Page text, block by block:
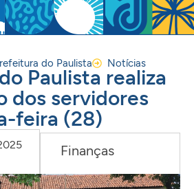
do Paulista Notícias
Paulista realiza
dos servidores
feira (28)
Finanças